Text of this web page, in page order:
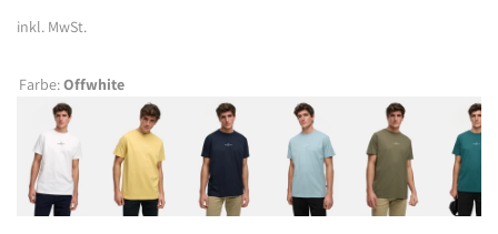
inkl. MwSt.
Farbe:Offwhite